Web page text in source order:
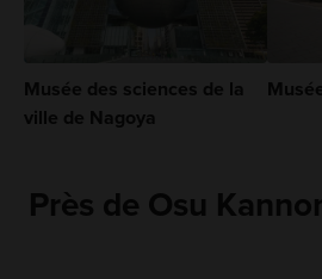
Musée des sciences de la
ville de Nagoya
Près de Osu